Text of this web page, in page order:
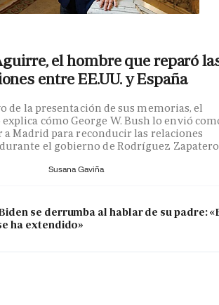
el hombre que reparó
entre EE.UU. y España
de la presentación de sus memorias, el
cómo George W. Bush lo envió
a Madrid para reconducir las relaciones
el gobierno de Rodríguez Zapatero
Susana Gaviña
se derrumba al hablar de su padre:
ha extendido»